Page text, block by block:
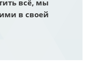
всё, мы
в своей